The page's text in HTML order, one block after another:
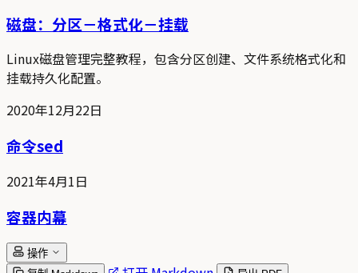
磁盘：分区－格式化－挂载
Linux磁盘管理完整教程，包含分区创建、文件系统格式化和
挂载持久化配置。
2020年12月22日
命令sed
2021年4月1日
容器内幕
操作